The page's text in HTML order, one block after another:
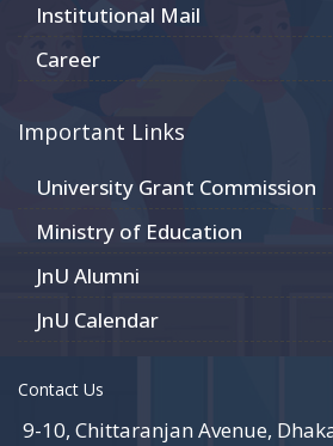
Institutional Mail
Career
Important Links
University Grant Commission
Ministry of Education
JnU Alumni
JnU Calendar
Contact Us
9-10, Chittaranjan Avenue,